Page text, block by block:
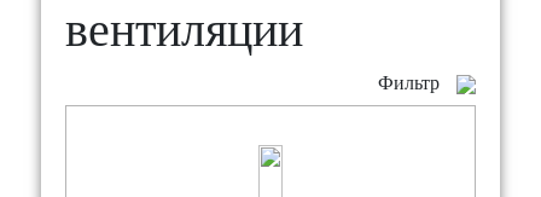
вентиляции
Фильтр